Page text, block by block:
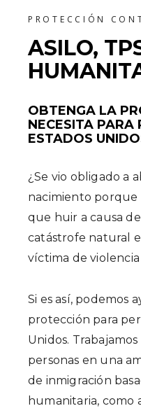
PROTECCIÓN
ASILO,
OBTENGA LA
NECESITA PARA
ESTADOS
¿Se vio obligado a
nacimiento porque
que huir a causa
catástrofe natural
víctima de
Si es así, podemos
protección para
Unidos.
personas en una
de inmigración
humanitaria, como